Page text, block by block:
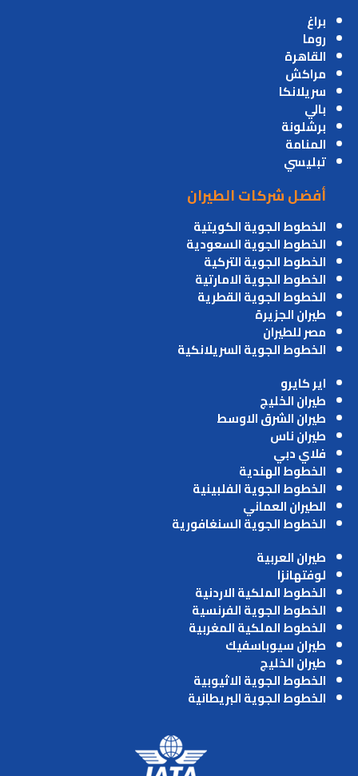
براغ
روما
القاهرة
مراكش
سريلانكا
بالي
برشلونة
المنامة
تبليسي
أفضل شركات الطيران
الخطوط الجوية الكويتية
الخطوط الجوية السعودية
الخطوط الجوية التركية
الخطوط الجوية الامارتية
الخطوط الجوية القطرية
طيران الجزيرة
مصر للطيران
الخطوط الجوية السريلانكية
اير كايرو
طيران الخليج
طيران الشرق الاوسط
طيران ناس
فلاي دبي
الخطوط الهندية
الخطوط الجوية الفلبينية
الطيران العماني
الخطوط الجوية السنغافورية
طيران العربية
لوفتهانزا
الخطوط الملكية الاردنية
الخطوط الجوية الفرنسية
الخطوط الملكية المغربية
طيران سيوباسفيك
طيران الخليج
الخطوط الجوية الاثيوبية
الخطوط الجوية البريطانية